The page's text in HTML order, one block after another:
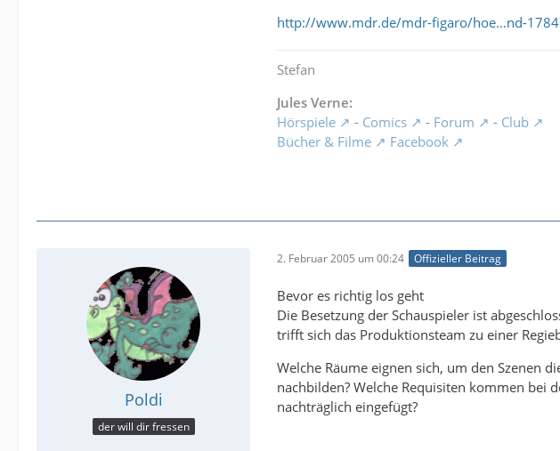
http://www.mdr.de/mdr-figaro/hoe…nd-
Stefan
Jules Verne:
Hörspiele
- Comics - Forum - Club
Bücher & Filme
Facebook
Poldi
der will dir fressen
2. Februar 2005 um 00:24 Offizieller Beitrag
Bevor es richtig los geht
Die Besetzung der Schauspieler ist
trifft sich das Produktionsteam zu einer
Welche Räume eignen sich, um den Szenen
nachbilden? Welche Requisiten kommen bei
nachträglich eingefügt?